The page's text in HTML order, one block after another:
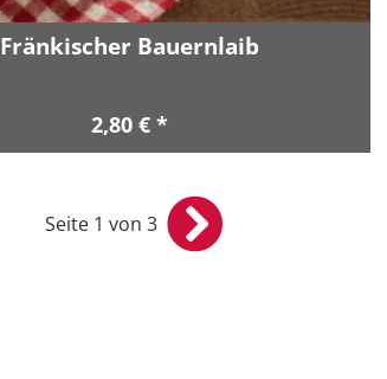
Fränkischer Bauernlaib
2,80 € *
Seite 1 von 3